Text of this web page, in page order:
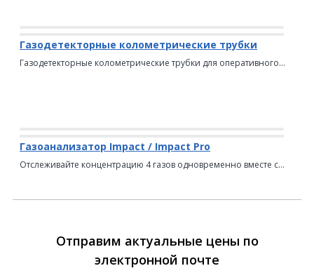
Газодетекторные колометрические трубки
Газодетекторные колометрические трубки для оперативного...
Газоанализатор Impact / Impact Pro
Отслеживайте концентрацию 4 газов одновременно вместе с...
Отправим актуальные цены по
электронной почте